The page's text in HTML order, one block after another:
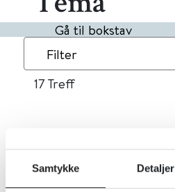
Samtykke Detaljer
Gå til bokstav
Filter
17Treff
« 1